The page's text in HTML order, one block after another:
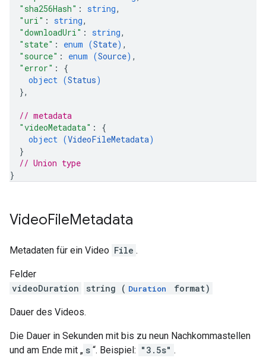
"sha256Hash" : string,
"uri" : string,
"downloadUri" : string,
"state" : enum (State) ,
"source" : enum (Source) ,
"error" : {
object (Status)
},
// metadata
"videoMetadata" : {
object (VideoFileMetadata)
}
// Union type
}
VideoFileMetadata
Metadaten für ein Video File .
Felder
videoDuration
string ( Duration format)
Dauer des Videos.
Die Dauer in Sekunden mit bis zu neun Nachkommastellen
und am Ende mit „ s “. Beispiel: "3.5s" .